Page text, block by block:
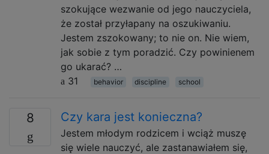
szokujące wezwanie od jego nauczyciela,
że ​​został przyłapany na oszukiwaniu.
Jestem zszokowany; to nie on. Nie wiem,
jak sobie z tym poradzić. Czy powinienem
go ukarać? …
31
behavior discipline school
8 Czy kara jest konieczna?
Jestem młodym rodzicem i wciąż muszę
się wiele nauczyć, ale zastanawiałem się,